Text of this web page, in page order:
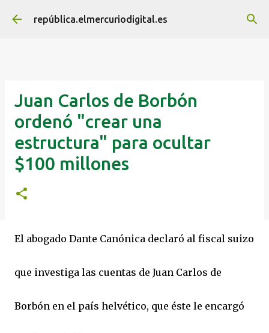
Ir al contenido principal
república.elmercuriodigital.es
Juan Carlos de Borbón
ordenó "crear una
estructura" para ocultar
$100 millones
El abogado Dante Canónica declaró al fiscal suizo
que investiga las cuentas de Juan Carlos de
Borbón en el país helvético, que éste le encargó